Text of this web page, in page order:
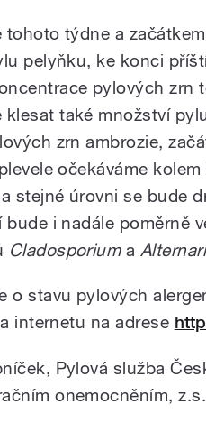
tohoto týdne a
pelyňku, ke konci
pylových zrn
klesat také množství
zrn ambrozie,
očekáváme
stejné úrovni se bude
bude i nadále poměrně
Cladosporiuma
o stavu pylových
internetu na adrese
Pylová služba
onemocněním, z.s.